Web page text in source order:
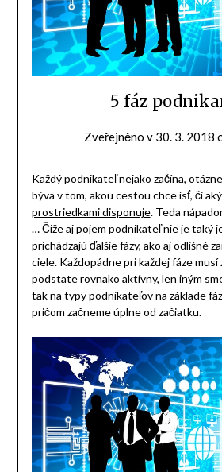
5 fáz
Zveřejněno v 30. 3. 2018
Každý podnikateľ nejako začína,
býva v tom, akou cestou chce ísť, či
prostriedkami disponuje. Teda
… Čiže aj pojem podnikateľ nie je taký
prichádzajú ďalšie fázy, ako aj odlišné
ciele. Každopádne pri každej fáze
podstate rovnako aktívny, len iným
tak na typy podnikateľov na základe
pričom začneme úplne od začiatku.